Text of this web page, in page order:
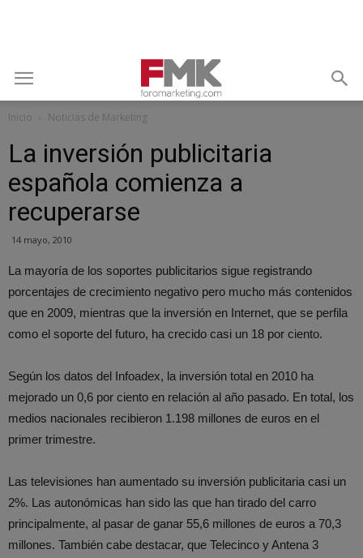
Inicio Noticias de Marketing
La inversión publicitaria
española comienza a
recuperarse
14 mayo, 2010
La mayoría de los soportes publicitarios sigue registrando
porcentajes de crecimiento negativo pero mucho más contenidos
que en 2009, mientras que la inversión en Internet, que se perfila
como el soporte del futuro, ha crecido casi un 18 por ciento.
Según los datos del Infoadex, la inversión total en 2010 ha
mejorado un 0,6 por ciento en relación al año pasado. En total, los
medios nacionales recibieron 1.198 millones de euros en el
primer trimestre.
Las televisiones han aumentado su inversión publicitaria casi un
2%. Las autonómicas han sido las que han tirado del carro
principalmente, al pasar de ganar 55,6 millones de euros a 70,3
millones. También cabe destacar, que Telecinco y Antena 3